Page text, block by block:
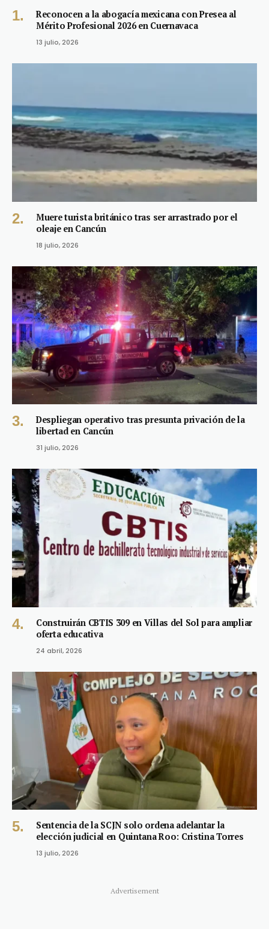
Reconocen a la abogacía mexicana con Presea al
Mérito Profesional 2026 en Cuernavaca
13 julio, 2026
Muere turista británico tras ser arrastrado por el
oleaje en Cancún
18 julio, 2026
Despliegan operativo tras presunta privación de la
libertad en Cancún
31 julio, 2026
Construirán CBTIS 309 en Villas del Sol para ampliar
oferta educativa
24 abril, 2026
Sentencia de la SCJN solo ordena adelantar la
elección judicial en Quintana Roo: Cristina Torres
13 julio, 2026
Advertisement